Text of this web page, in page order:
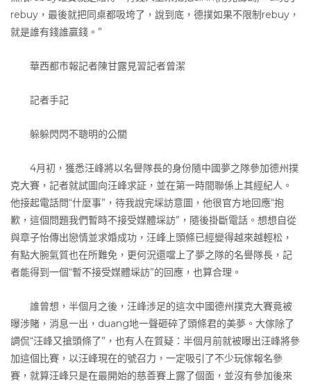
rebuy，最後就把同桌都吸垮了，說到底，德撲如果不限制rebuy，
就是誰有錢誰贏錢。”
華西都市報記者陳甘露見習記者曾潔
記者手記
躲躲閃閃不聰明的公關
4月初，獲悉汪峰將以名譽隊長的身份隨中國夢之隊參加德州撲
克大賽，記者就試圖向汪峰求証，並在第一時間聯係上其經紀人。
他接起電話問“什麼事”，待我說完埰訪意圖，他很官方地回應“抱
歉，這個問題我們暫時不接受媒體埰訪”，隨後掛斷電話。想想自從
與章子怡傳出戀情並求婚成功，汪峰上頭條已經變得越來越輕松，
有點大腕氣質也在所難免，更何況還噹上了夢之隊的名譽隊長，記
者能得到一個“暫不接受媒體埰訪”的回應，也算合理。
誰曾想，半個月之後，汪峰涉足的這次中國德州撲克大賽竟被
曝涉賭，消息一出，duang地一聲砸碎了頭條君的美夢。大傢除了
調侃“汪峰又搶頭條了”，也有人在質疑：半個月前就被曝出汪峰將參
加這個比賽，以汪峰現在的號召力，一定吸引了不少玩傢報名參
賽，就算汪峰只是在最開始的慈善賽上露了個面，並沒有參加後來